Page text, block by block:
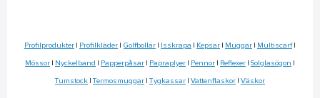
Profilprodukter Profilkläder Golfbollar Isskrapa Kepsar Muggar Multiscarf
Mössor Nyckelband Papperpåsar Papraplyer Pennor Reflexer Solglasögon
Tumstock Termosmuggar Tygkassar Vattenflaskor Väskor